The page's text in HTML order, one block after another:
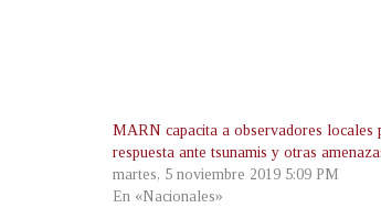
MARN capacita a observadores locales
respuesta ante tsunamis y otras
martes, 5 noviembre 2019 5:09 PM
En «Nacionales»